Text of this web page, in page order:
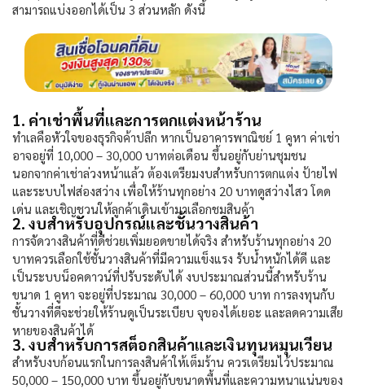
สามารถแบ่งออกได้เป็น 3 ส่วนหลัก ดังนี้
1. ค่าเช่าพื้นที่และการตกแต่งหน้าร้าน
ทำเลคือหัวใจของธุรกิจค้าปลีก หากเป็นอาคารพาณิชย์ 1 คูหา ค่าเช่า
อาจอยู่ที่ 10,000 – 30,000 บาทต่อเดือน ขึ้นอยู่กับย่านชุมชน
นอกจากค่าเช่าล่วงหน้าแล้ว ต้องเตรียมงบสำหรับการตกแต่ง ป้ายไฟ
และระบบไฟส่องสว่าง เพื่อให้ร้านทุกอย่าง 20 บาทดูสว่างไสว โดด
เด่น และเชิญชวนให้ลูกค้าเดินเข้ามาเลือกชมสินค้า
2. งบสำหรับอุปกรณ์และชั้นวางสินค้า
การจัดวางสินค้าที่ดีช่วยเพิ่มยอดขายได้จริง สำหรับร้านทุกอย่าง 20
บาทควรเลือกใช้ชั้นวางสินค้าที่มีความแข็งแรง รับน้ำหนักได้ดี และ
เป็นระบบน็อคดาวน์ที่ปรับระดับได้ งบประมาณส่วนนี้สำหรับร้าน
ขนาด 1 คูหา จะอยู่ที่ประมาณ 30,000 – 60,000 บาท การลงทุนกับ
ชั้นวางที่ดีจะช่วยให้ร้านดูเป็นระเบียบ จุของได้เยอะ และลดความเสีย
หายของสินค้าได้
3. งบสำหรับการสต็อกสินค้าและเงินทุนหมุนเวียน
สำหรับงบก้อนแรกในการลงสินค้าให้เต็มร้าน ควรเตรียมไว้ประมาณ
50,000 – 150,000 บาท ขึ้นอยู่กับขนาดพื้นที่และความหนาแน่นของ